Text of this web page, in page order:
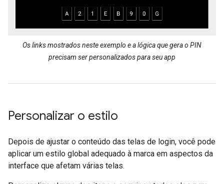
Os links mostrados neste exemplo e a lógica que gera o PIN
precisam ser personalizados para seu app
Personalizar o estilo
Depois de ajustar o conteúdo das telas de login, você pode
aplicar um estilo global adequado à marca em aspectos da
interface que afetam várias telas.